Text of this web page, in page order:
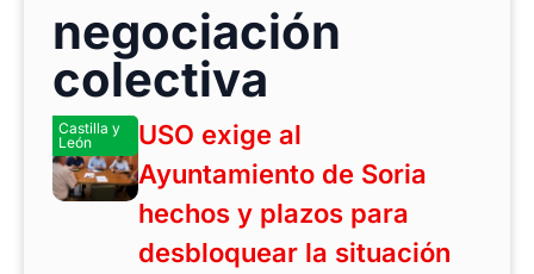
negociación
colectiva
Castilla y
León
USO exige al
Ayuntamiento de Soria
hechos y plazos para
desbloquear la situación